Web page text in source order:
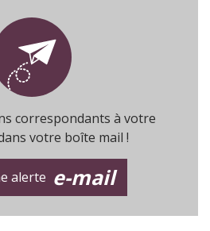
correspondants à votre
votre boîte mail !
alerte e-mail